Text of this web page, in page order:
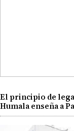
El principio de
Humala enseña a